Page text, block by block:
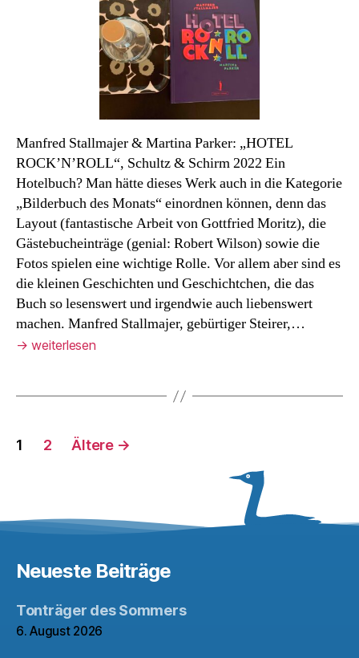
Manfred Stallmajer & Martina Parker: „HOTEL
ROCK’N’ROLL“, Schultz & Schirm 2022 Ein
Hotelbuch? Man hätte dieses Werk auch in die Kategorie
„Bilderbuch des Monats“ einordnen können, denn das
Layout (fantastische Arbeit von Gottfried Moritz), die
Gästebucheinträge (genial: Robert Wilson) sowie die
Fotos spielen eine wichtige Rolle. Vor allem aber sind es
die kleinen Geschichten und Geschichtchen, die das
Buch so lesenswert und irgendwie auch liebenswert
machen. Manfred Stallmajer, gebürtiger Steirer,…
→ weiterlesen
Seitennummerierung
1 2 Ältere →
Neueste Beiträge
Tonträger des Sommers
6. August 2026